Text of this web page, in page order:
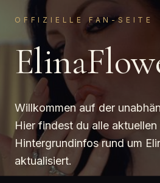
OFFIZIELLE FAN-SEITE
Willkommen auf der
Hier findest du alle
Hintergrundinfos rund um
aktualisiert.